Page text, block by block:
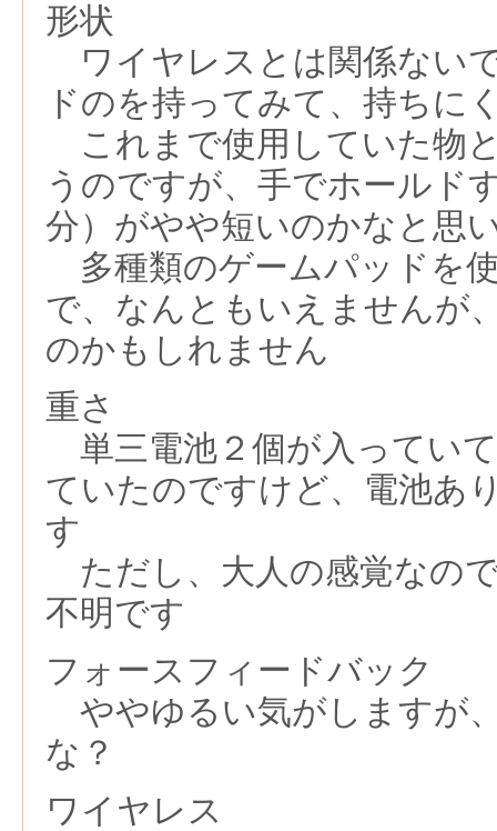
形状
ワイヤレスとは関係ない
ドのを持ってみて、持ちに
これまで使用していた物
うのですが、手でホールド
分）がやや短いのかなと思
多種類のゲームパッドを
で、なんともいえませんが
のかもしれません
重さ
単三電池２個が入ってい
ていたのですけど、電池あ
す
ただし、大人の感覚なの
不明です
フォースフィードバック
ややゆるい気がしますが
な？
ワイヤレス